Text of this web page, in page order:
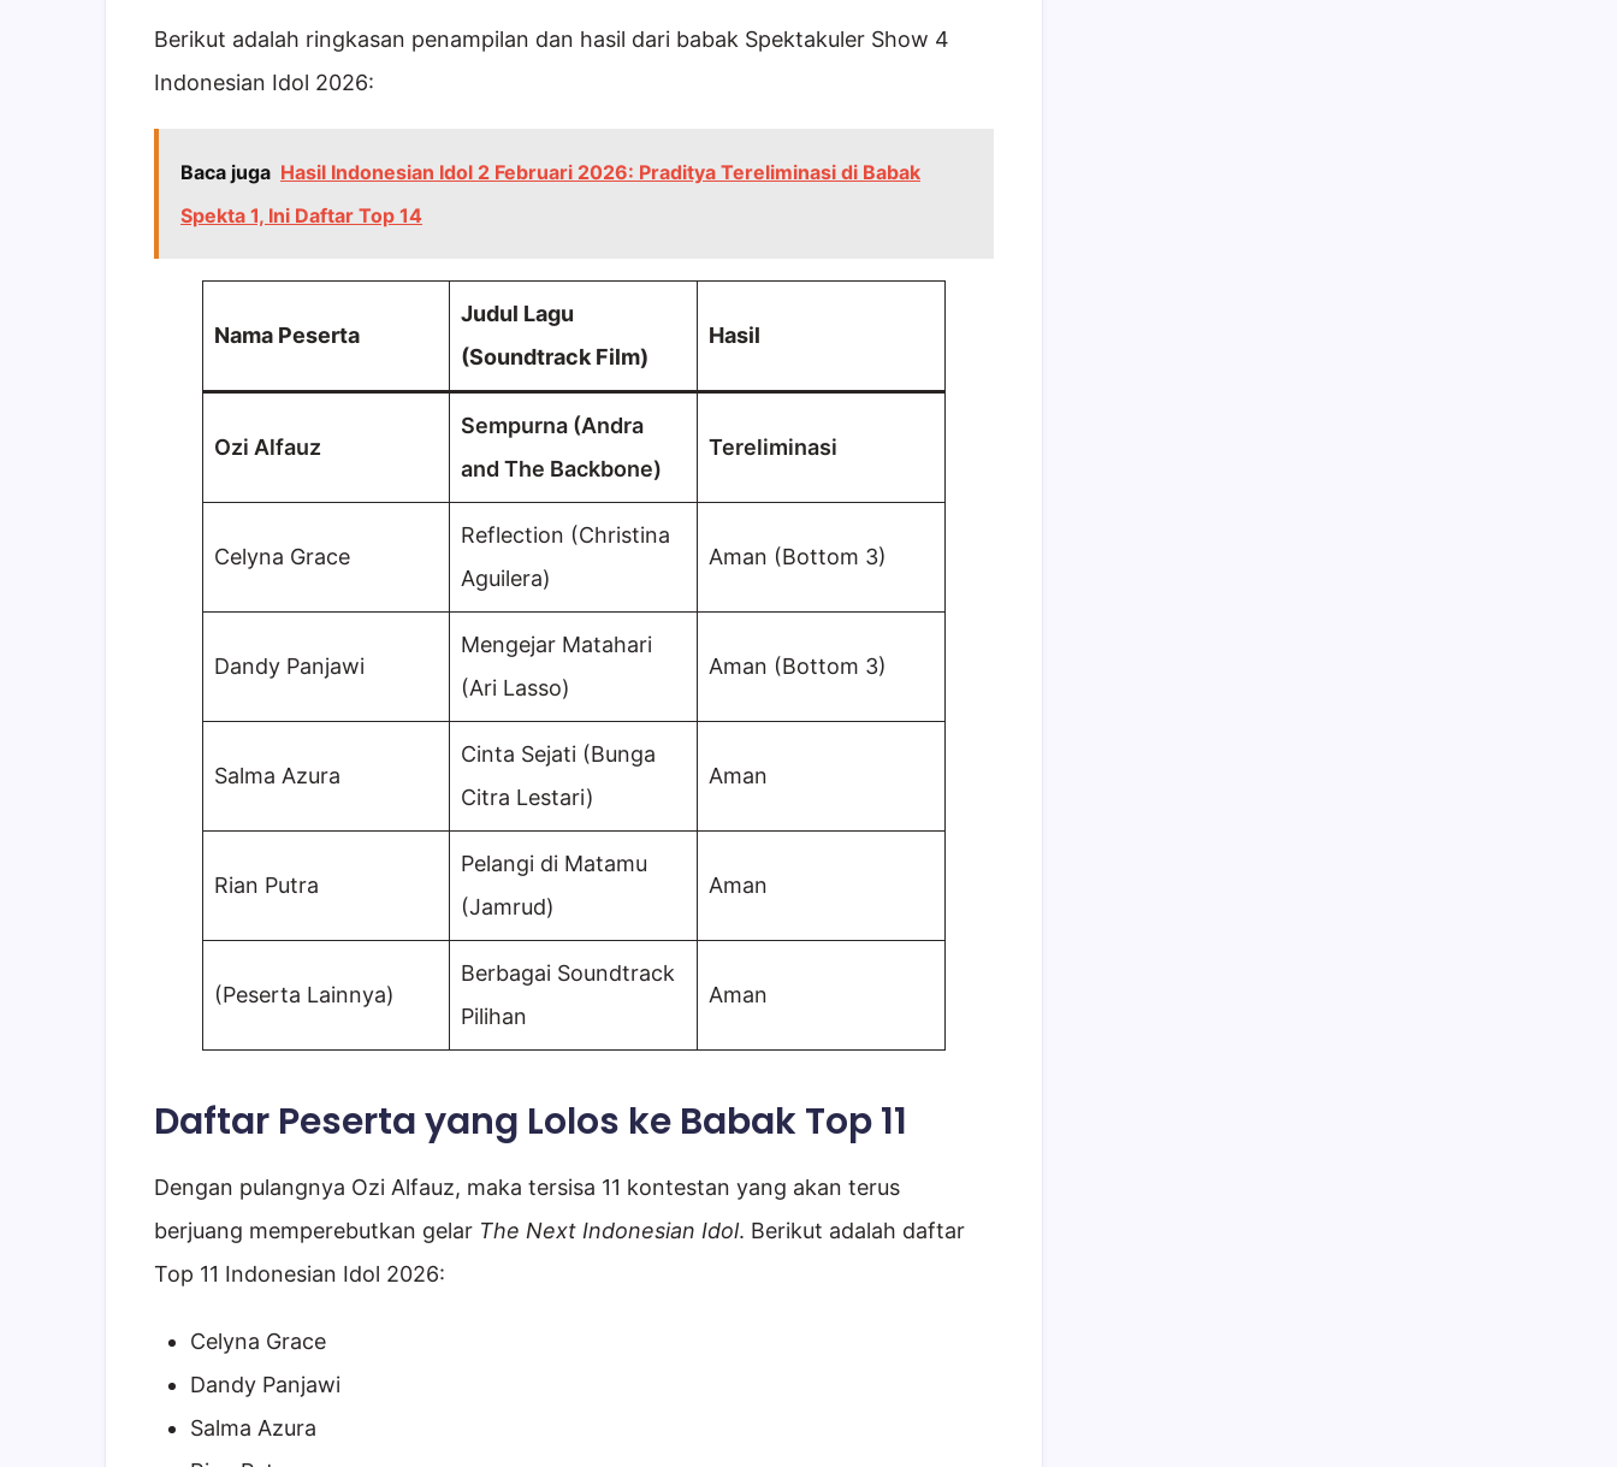
Berikut adalah ringkasan penampilan dan hasil dari babak Spektakuler Show 4
Indonesian Idol 2026:
Baca juga Hasil Indonesian Idol 2 Februari 2026: Praditya Tereliminasi di Babak
Spekta 1, Ini Daftar Top 14
Nama Peserta
Judul Lagu
(Soundtrack Film)
Hasil
Ozi Alfauz
Sempurna (Andra
and The Backbone)
Tereliminasi
Celyna Grace
Reflection (Christina
Aguilera)
Aman (Bottom 3)
Dandy Panjawi
Mengejar Matahari
(Ari Lasso)
Aman (Bottom 3)
Salma Azura
Cinta Sejati (Bunga
Citra Lestari)
Aman
Rian Putra
Pelangi di Matamu
(Jamrud)
Aman
(Peserta Lainnya)
Berbagai Soundtrack
Pilihan
Aman
Daftar Peserta yang Lolos ke Babak Top 11
Dengan pulangnya Ozi Alfauz, maka tersisa 11 kontestan yang akan terus
berjuang memperebutkan gelar The Next Indonesian Idol. Berikut adalah daftar
Top 11 Indonesian Idol 2026:
Celyna Grace
Dandy Panjawi
Salma Azura